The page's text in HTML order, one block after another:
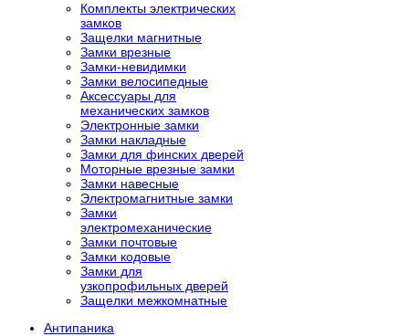
Комплекты электрических
замков
Защелки магнитные
Замки врезные
Замки-невидимки
Замки велосипедные
Аксессуары для
механических замков
Электронные замки
Замки накладные
Замки для финских дверей
Моторные врезные замки
Замки навесные
Электромагнитные замки
Замки
электромеханические
Замки почтовые
Замки кодовые
Замки для
узкопрофильных дверей
Защелки межкомнатные
Антипаника